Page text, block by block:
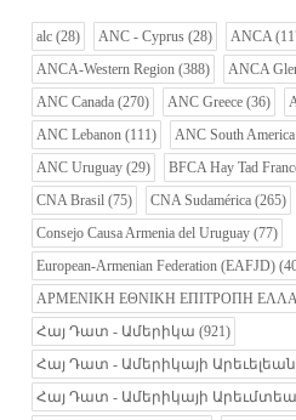
alc (28) ANC - Cyprus (28) ANCA
ANCA-Western Region (388) ANCA
ANC Canada (270) ANC Greece (36)
ANC Lebanon (111) ANC South America
ANC Uruguay (29) BFCA Hay Tad
CNA Brasil (75) CNA Sudamérica (265)
Consejo Causa Armenia del Uruguay (77)
European-Armenian Federation (EAFJD)
ΑΡΜΕΝΙΚΗ ΕΘΝΙΚΗ ΕΠΙΤΡΟΠΗ
Հայ Դատ - Ամերիկա (921)
Հայ Դատ - Ամերիկայի
Հայ Դատ - Ամերիկայի